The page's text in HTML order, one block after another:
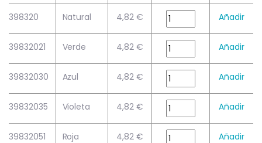
398320 Natural 4,82 € Añadir
39832021 Verde 4,82 € Añadir
39832030 Azul 4,82 € Añadir
39832035 Violeta 4,82 € Añadir
39832051 Roja 4,82 € Añadir